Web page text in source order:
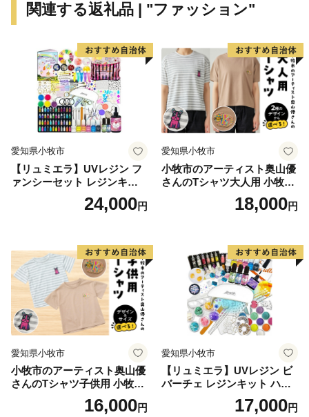
関連する返礼品 | "ファッション"
愛知県小牧市
【リュミエラ】UVレジン フ
ァンシーセット レジンキッ
ト ハンドメイド レジンクラ
フト アクセサリーキット 手
24,000円
愛知県小牧市
小牧市のアーティスト奥山優
さんのTシャツ大人用 小牧市
18,000円
愛知県小牧市
小牧市のアーティスト奥山優
さんのTシャツ子供用 小牧市
16,000円
愛知県小牧市
【リュミエラ】UVレジン ビ
バーチェ レジンキット ハン
ドメイド レジンクラフト ア
クセサリーキット 手作り セ
17,000円